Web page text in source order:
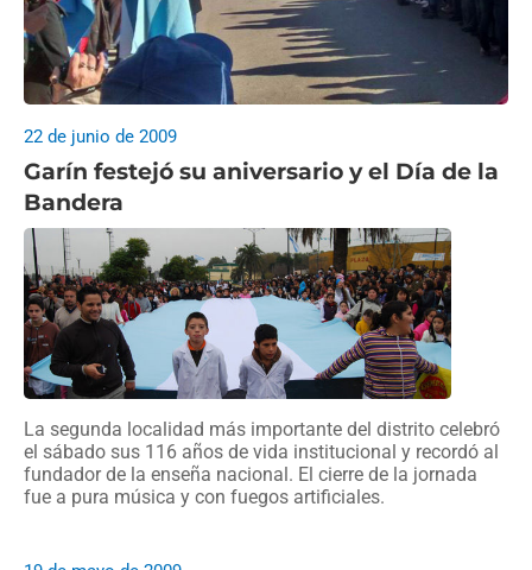
Garín festejó su aniversario y el Día de la
Bandera
22 de junio de 2009
La segunda localidad más importante del distrito celebró
el sábado sus 116 años de vida institucional y recordó al
fundador de la enseña nacional. El cierre de la jornada
fue a pura música y con fuegos artificiales.